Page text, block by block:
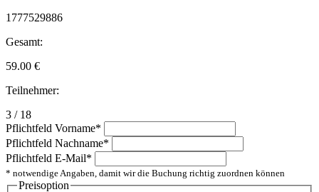
1777529886
Gesamt:
59.00 €
Teilnehmer:
3 / 18
Pflichtfeld Vorname*
Pflichtfeld Nachname*
Pflichtfeld E-Mail*
* notwendige Angaben, damit wir die Buchung richtig zuordnen können
Preisoption